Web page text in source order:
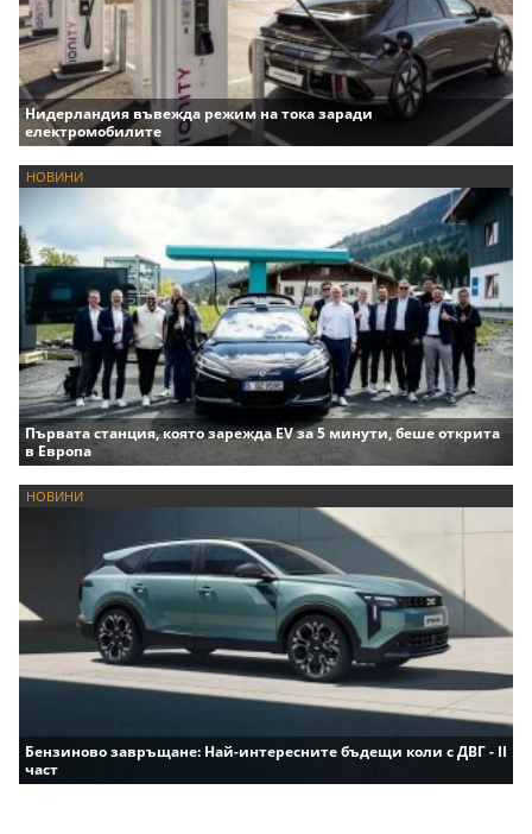
Нидерландия въвежда режим на тока заради
електромобилите
НОВИНИ
Първата станция, която зарежда EV за 5 минути, беше открита
в Европа
НОВИНИ
Бензиново завръщане: Най-интересните бъдещи коли с ДВГ - II
част